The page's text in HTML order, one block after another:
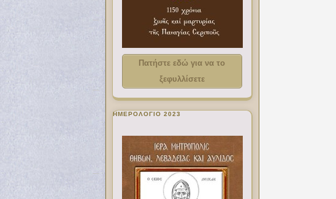
Πατήστε εδώ για να το
ξεφυλλίσετε
ΗΜΕΡΟΛΟΓΙΟ 2023